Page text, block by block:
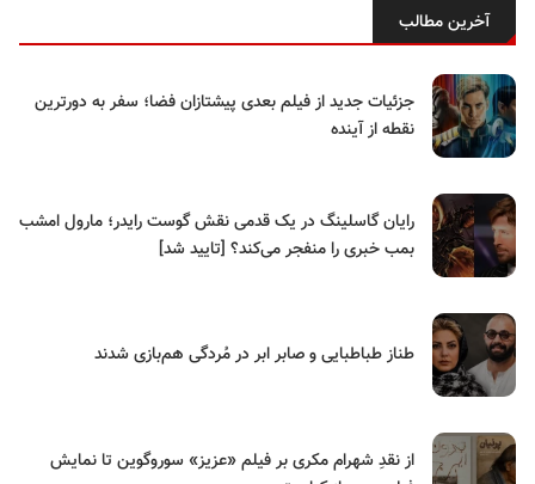
آخرین مطالب
جزئیات جدید از فیلم بعدی پیشتازان فضا؛ سفر به دورترین
نقطه از آینده
رایان گاسلینگ در یک قدمی نقش گوست رایدر؛ مارول امشب
بمب خبری را منفجر می‌کند؟ [تایید شد]
طناز طباطبایی و صابر ابر در مُردگی هم‌بازی شدند
از نقدِ شهرام مکری بر فیلم «عزیز» سوروگوین تا نمایش